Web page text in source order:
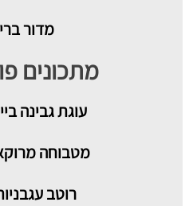
מדור
מתכונים
עוגת גבינה
מטבוחה
רוטב